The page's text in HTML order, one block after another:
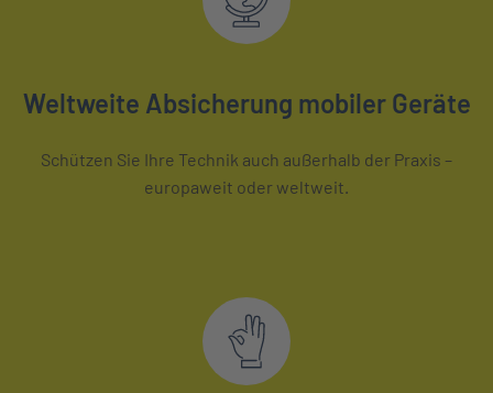
Weltweite Absicherung mobiler Geräte
Schützen Sie Ihre Technik auch außerhalb der Praxis –
europaweit oder weltweit.